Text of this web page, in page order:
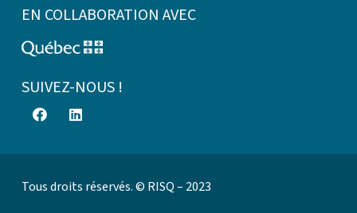
EN COLLABORATION AVEC
SUIVEZ-NOUS !
Tous droits réservés. © RISQ – 2023